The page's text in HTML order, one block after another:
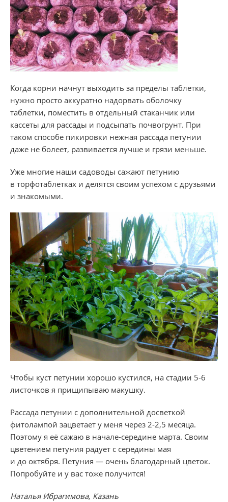
Когда корни начнут выходить за пределы таблетки,
нужно просто аккуратно надорвать оболочку
таблетки, поместить в отдельный стаканчик или
кассеты для рассады и подсыпать почвогрунт. При
таком способе пикировки нежная рассада петунии
даже не болеет, развивается лучше и грязи меньше.
Уже многие наши садоводы сажают петунию
в торфотаблетках и делятся своим успехом с друзьями
и знакомыми.
Чтобы куст петунии хорошо кустился, на стадии 5-6
листочков я прищипываю макушку.
Рассада петунии с дополнительной досветкой
фитолампой зацветает у меня через 2-2,5 месяца.
Поэтому я её сажаю в начале-середине марта. Своим
цветением петуния радует с середины мая
и до октября. Петуния — очень благодарный цветок.
Попробуйте и у вас тоже получится!
Наталья Ибрагимова, Казань